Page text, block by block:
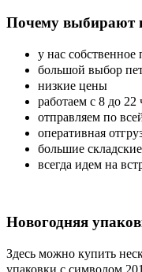
Почему выбирают
у нас
большой выбор
низкие цены
работаем с 8 до 22
отправляем по
оперативная
большие
всегда идем на
Новогодняя
Здесь можно купить
упаковки с символом